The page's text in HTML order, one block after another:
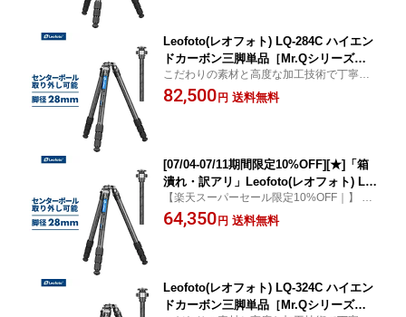
Leofoto(レオフォト) LQ-284C ハイエン
ドカーボン三脚単品［Mr.Qシリーズ｜
最大脚径28mm｜4段｜3/8,1/4インチ対
応］
こだわりの素材と高度な加工技術で丁寧に
製作したフラッグシップモデル。センター
ポール着脱可能
82,500 円 送料無料
[07/04-07/11期間限定10%OFF][★]「箱
潰れ・訳アリ」Leofoto(レオフォト) LQ
-284C ハイエンドカーボン三脚単品［M
r.Qシリーズ｜最大脚径28mm｜4段｜3/
【楽天スーパーセール限定10%OFF｜】 Le
ofoto LQ-284C ハイエンドカーボン三脚単
品
64,350 円 送料無料
Leofoto(レオフォト) LQ-324C ハイエン
ドカーボン三脚単品［Mr.Qシリーズ｜